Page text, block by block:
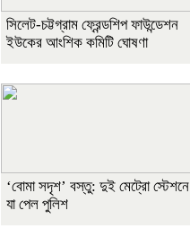
সিলেট-চট্টগ্রাম ফ্রেন্ডশিপ ফাউন্ডেশন
ইউকের আংশিক কমিটি ঘোষণা
‘বোমা সদৃশ’ বস্তু: দুই মেট্রো স্টেশনে
যা পেল পুলিশ